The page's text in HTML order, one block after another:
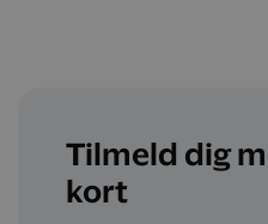
Tilmeld dig
kort